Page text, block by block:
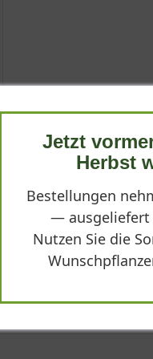
var.
bereichert. Diese
var. scabra
Jetzt
Herbst
Bestellungen
— ausgeliefert
Nutzen Sie die